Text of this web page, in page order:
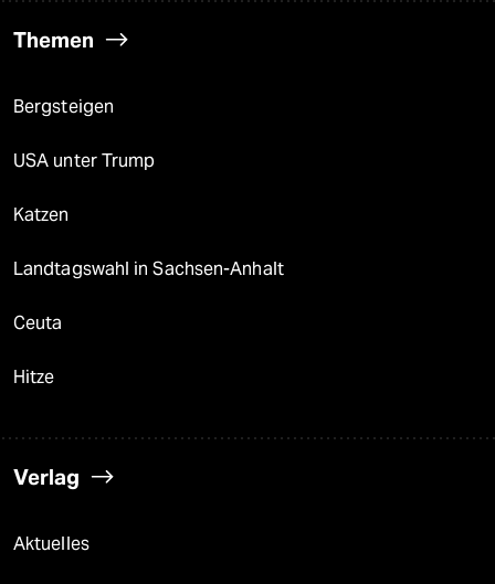
Themen
Bergsteigen
USA unter Trump
Katzen
Landtagswahl in Sachsen-Anhalt
Ceuta
Hitze
Verlag
Aktuelles